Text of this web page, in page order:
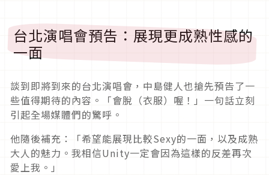
台北演唱會預告：展現更成熟性感的
一面
談到即將到來的台北演唱會，中島健人也搶先預告了一
些值得期待的內容。「會脫（衣服）喔！」一句話立刻
引起全場媒體們的驚呼。
他隨後補充：「希望能展現比較Sexy的一面，以及成熟
大人的魅力。我相信Unity一定會因為這樣的反差再次
愛上我。」